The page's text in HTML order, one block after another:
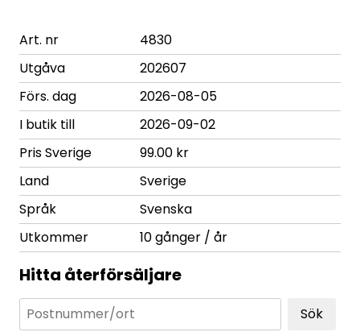
Art. nr
4830
Utgåva
202607
Förs. dag
2026-08-05
I butik till
2026-09-02
Pris Sverige
99.00 kr
Land
Sverige
Språk
Svenska
Utkommer
10 gånger / år
Hitta återförsäljare
Sök